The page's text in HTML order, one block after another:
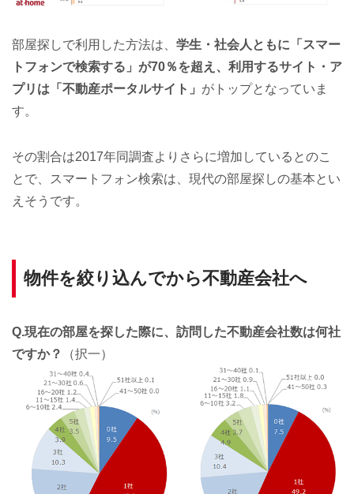
部屋探しで利用した方法は、 学生・社会人ともに「スマー
トフォンで検索する」が70％を超え、利用するサイト・ア
プリは「不動産ポータルサイト」 がトップとなっていま
す。
その割合は2017年同調査よりさらに増加しているとのこ
とで、スマートフォン検索は、現代の部屋探しの基本とい
えそうです。
物件を絞り込んでから不動産会社へ
Q.現在の部屋を探した際に、訪問した不動産会社数は何社
ですか？
（択一）